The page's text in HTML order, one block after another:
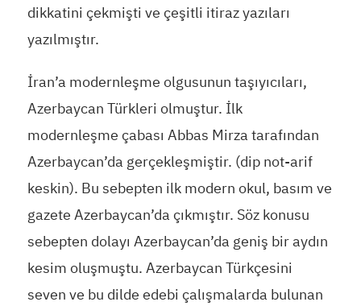
dikkatini çekmişti ve çeşitli itiraz yazıları
yazılmıştır.
İran’a modernleşme olgusunun taşıyıcıları,
Azerbaycan Türkleri olmuştur. İlk
modernleşme çabası Abbas Mirza tarafından
Azerbaycan’da gerçekleşmiştir. (dip not-arif
keskin). Bu sebepten ilk modern okul, basım ve
gazete Azerbaycan’da çıkmıştır. Söz konusu
sebepten dolayı Azerbaycan’da geniş bir aydın
kesim oluşmuştu. Azerbaycan Türkçesini
seven ve bu dilde edebi çalışmalarda bulunan